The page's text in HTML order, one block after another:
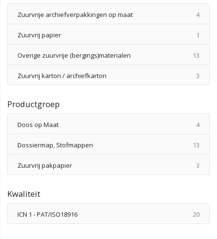
Zuurvrije archiefverpakkingen op maat 4
Zuurvrij papier 1
Overige zuurvrije (bergings)materialen 13
Zuurvrij karton / archiefkarton 3
Productgroep
Doos op Maat 4
Dossiermap, Stofmappen 13
Zuurvrij pakpapier 3
Kwaliteit
ICN 1 - PAT/ISO18916 20